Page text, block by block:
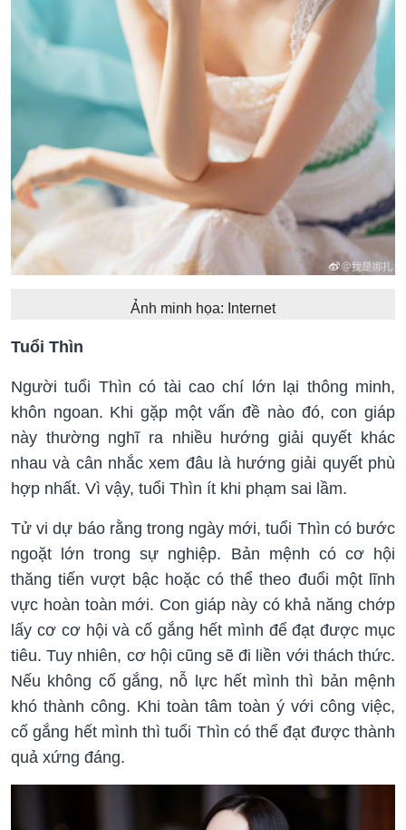
Ảnh minh họa: Internet
Tuổi Thìn
Người tuổi Thìn có tài cao chí lớn lại thông minh,
khôn ngoan. Khi gặp một vấn đề nào đó, con giáp
này thường nghĩ ra nhiều hướng giải quyết khác
nhau và cân nhắc xem đâu là hướng giải quyết phù
hợp nhất. Vì vậy, tuổi Thìn ít khi phạm sai lầm.
Tử vi dự báo rằng trong ngày mới, tuổi Thìn có bước
ngoặt lớn trong sự nghiệp. Bản mệnh có cơ hội
thăng tiến vượt bậc hoặc có thể theo đuổi một lĩnh
vực hoàn toàn mới. Con giáp này có khả năng chớp
lấy cơ cơ hội và cố gắng hết mình để đạt được mục
tiêu. Tuy nhiên, cơ hội cũng sẽ đi liền với thách thức.
Nếu không cố gắng, nỗ lực hết mình thì bản mệnh
khó thành công. Khi toàn tâm toàn ý với công việc,
cố gắng hết mình thì tuổi Thìn có thể đạt được thành
quả xứng đáng.